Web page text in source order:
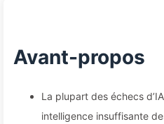
concurrents
Apprendre
Avant-propos
La plupart des échecs
intelligence insuffisante